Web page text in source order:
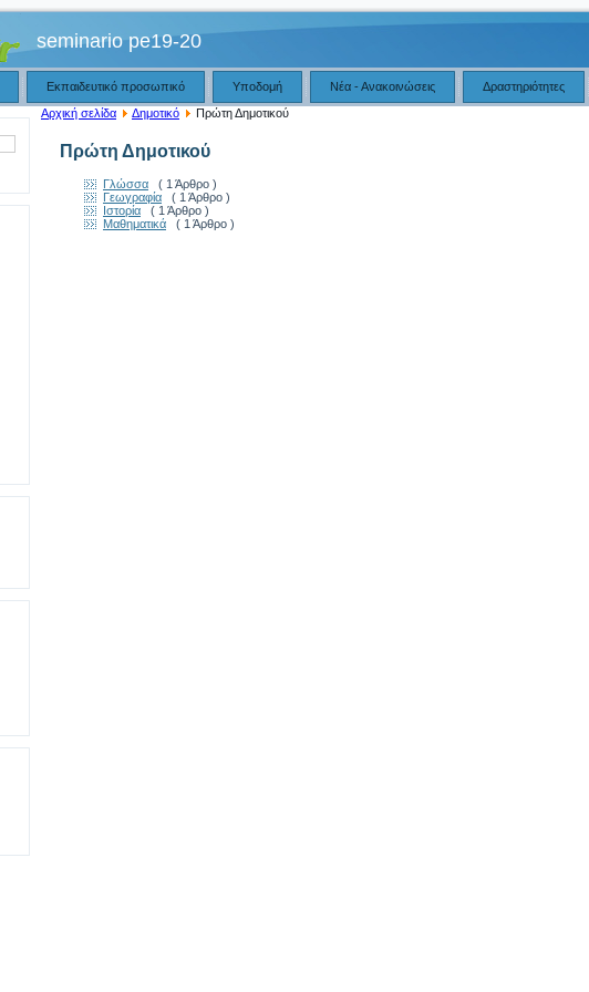
seminario pe19-20
Εκπαιδευτικό προσωπικό Υποδομή Νέα - Ανακοινώσεις Δραστηριότητες
Αρχική σελίδα Δημοτικό Πρώτη Δημοτικού
Πρώτη Δημοτικού
Γλώσσα
( 1 Άρθρο )
Γεωγραφία
( 1 Άρθρο )
Ιστορία
( 1 Άρθρο )
Μαθηματικά
( 1 Άρθρο )